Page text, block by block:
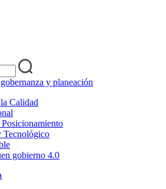
y planeación
Calidad
Tecnológico
gobierno 4.0